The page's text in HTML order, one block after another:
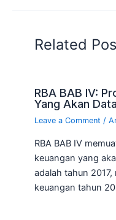
Related
RBA BAB IV:
Yang Akan
Leave a Comment /
RBA BAB IV
keuangan yang
adalah tahun
keuangan tahun